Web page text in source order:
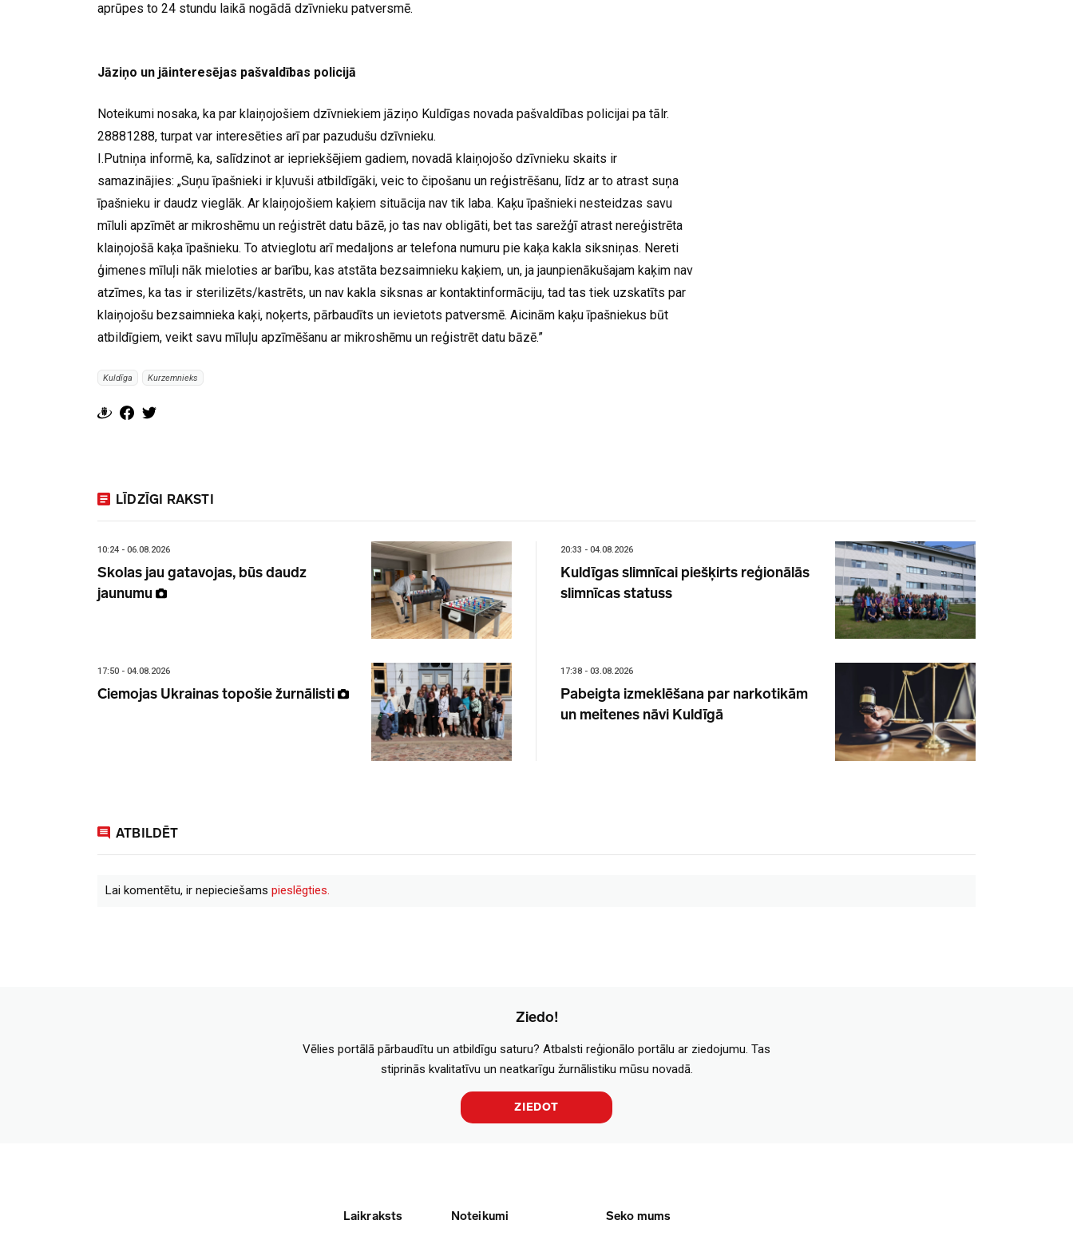
aprūpes to 24 stundu laikā nogādā dzīvnieku patversmē.
Jāziņo un jāinteresējas pašvaldības policijā
Noteikumi nosaka, ka par klaiņojošiem dzīvniekiem jāziņo Kuldīgas novada pašvaldības policijai pa tālr.
28881288, turpat var interesēties arī par pazudušu dzīvnieku.
I.Putniņa informē, ka, salīdzinot ar iepriekšējiem gadiem, novadā klaiņojošo dzīvnieku skaits ir
samazinājies: „Suņu īpašnieki ir kļuvuši atbildīgāki, veic to čipošanu un reģistrēšanu, līdz ar to atrast suņa
īpašnieku ir daudz vieglāk. Ar klaiņojošiem kaķiem situācija nav tik laba. Kaķu īpašnieki nesteidzas savu
mīluli apzīmēt ar mikroshēmu un reģistrēt datu bāzē, jo tas nav obligāti, bet tas sarežģī atrast nereģistrēta
klaiņojošā kaķa īpašnieku. To atvieglotu arī medaljons ar telefona numuru pie kaķa kakla siksniņas. Nereti
ģimenes mīluļi nāk mieloties ar barību, kas atstāta bezsaimnieku kaķiem, un, ja jaunpienākušajam kaķim nav
atzīmes, ka tas ir sterilizēts/kastrēts, un nav kakla siksnas ar kontaktinformāciju, tad tas tiek uzskatīts par
klaiņojošu bezsaimnieka kaķi, noķerts, pārbaudīts un ievietots patversmē. Aicinām kaķu īpašniekus būt
atbildīgiem, veikt savu mīluļu apzīmēšanu ar mikroshēmu un reģistrēt datu bāzē.”
Kuldīga Kurzemnieks
LĪDZĪGI RAKSTI
10:24 - 06.08.2026
Skolas jau gatavojas, būs daudz
jaunumu
20:33 - 04.08.2026
Kuldīgas slimnīcai piešķirts reģionālās
slimnīcas statuss
17:50 - 04.08.2026
Ciemojas Ukrainas topošie žurnālisti
17:38 - 03.08.2026
Pabeigta izmeklēšana par narkotikām
un meitenes nāvi Kuldīgā
ATBILDĒT
Lai komentētu, ir nepieciešams pieslēgties.
Ziedo!
Vēlies portālā pārbaudītu un atbildīgu saturu? Atbalsti reģionālo portālu ar ziedojumu. Tas
stiprinās kvalitatīvu un neatkarīgu žurnālistiku mūsu novadā.
ZIEDOT
Laikraksts Noteikumi Seko mums